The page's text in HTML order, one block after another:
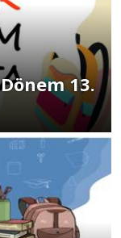
13.